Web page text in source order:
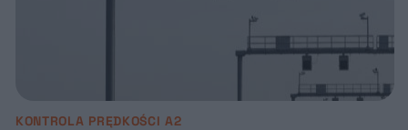
KONTROLA PRĘDKOŚCI A2